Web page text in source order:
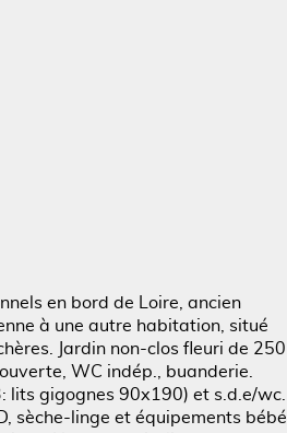
en bord de Loire, ancien
à une autre habitation, situé
Jardin non-clos fleuri de 250
WC indép., buanderie.
lits gigognes 90x190) et s.d.e/wc.
sèche-linge et équipements bébé.